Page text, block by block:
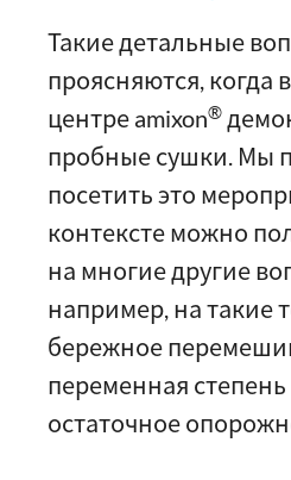
Такие детальные
проясняются, когда
центре amixon®
пробные сушки. Мы
посетить это
контексте можно
на многие другие
например, на такие
бережное
переменная
остаточное